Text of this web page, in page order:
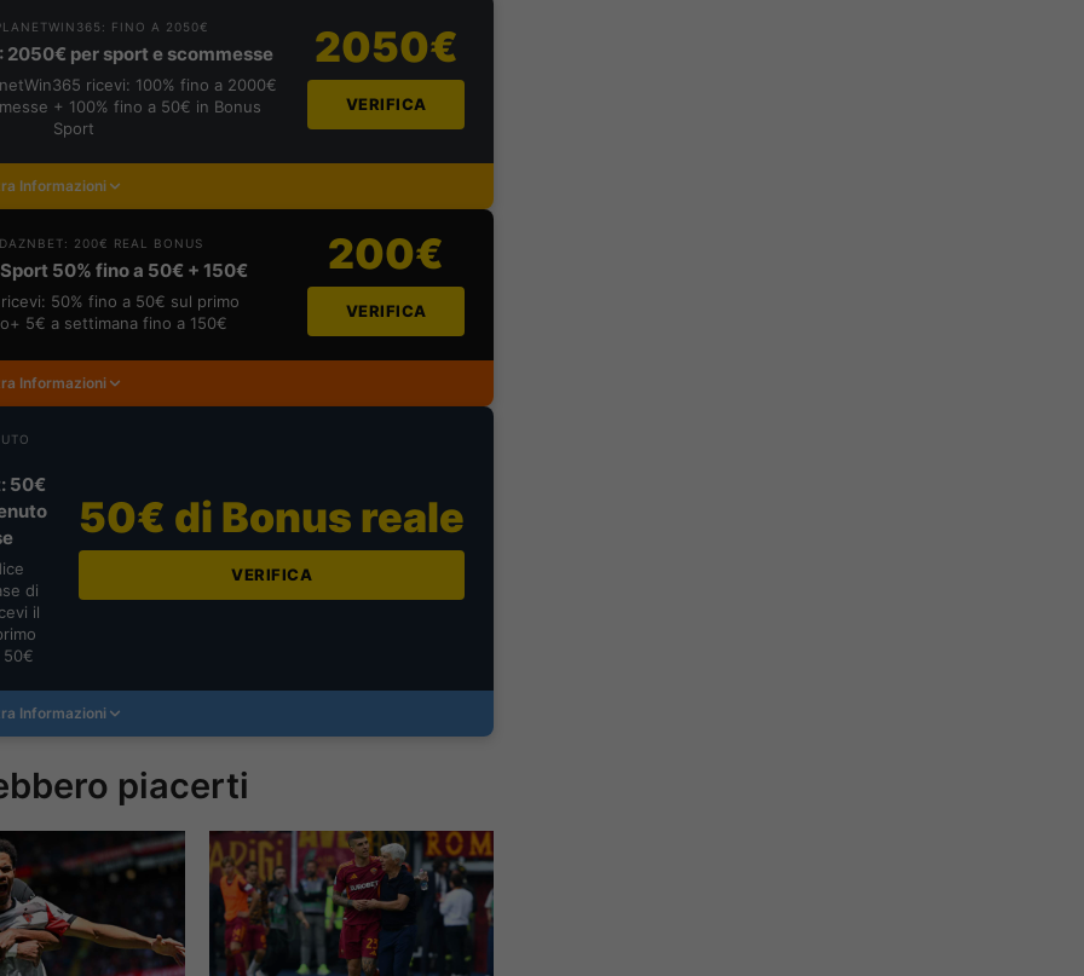
FINO A 2050€
per sport e scommesse
ricevi: 100% fino a 2000€
+ 100% fino a 50€ in Bonus
Sport
2050€
VERIFICA
Informazioni
200€ REAL BONUS
50% fino a 50€ + 150€
50% fino a 50€ sul primo
5€ a settimana fino a 150€
200€
VERIFICA
Informazioni
50€
di
il
50€
50€ di Bonus reale
VERIFICA
Informazioni
piacerti